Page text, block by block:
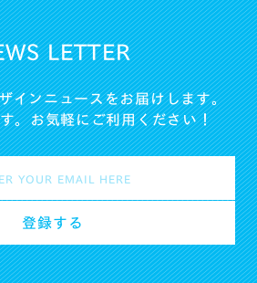
LETTER
インニュースをお届けします。
。お気軽にご利用ください！